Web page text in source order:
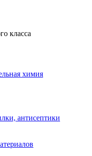
класса
химия
антисептики